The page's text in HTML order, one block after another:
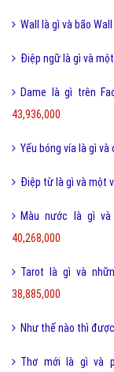
Wall là gì và bão
Điệp ngữ là gì và
Dame là gì trên
43,936,000
Yếu bóng vía là gì
Điệp từ là gì và một
Màu nước là gì
40,268,000
Tarot là gì và
38,885,000
Như thế nào thì
Thơ mới là gì và